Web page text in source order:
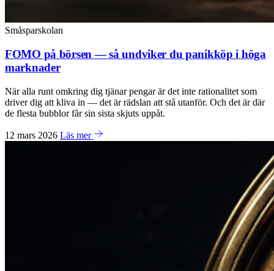
Småsparskolan
FOMO på börsen — så undviker du panikköp i höga
marknader
När alla runt omkring dig tjänar pengar är det inte rationalitet som
driver dig att kliva in — det är rädslan att stå utanför. Och det är där
de flesta bubblor får sin sista skjuts uppåt.
12 mars 2026 Läs mer